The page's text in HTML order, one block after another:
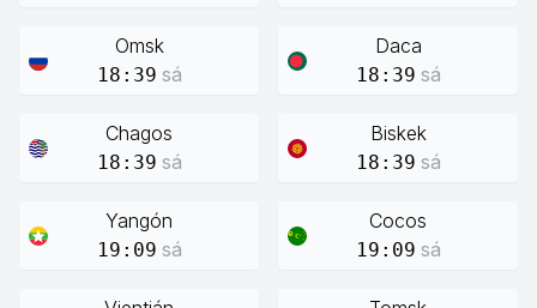
Omsk
18:39 sá
Daca
18:39 sá
Chagos
18:39 sá
Biskek
18:39 sá
Yangón
19:09 sá
Cocos
19:09 sá